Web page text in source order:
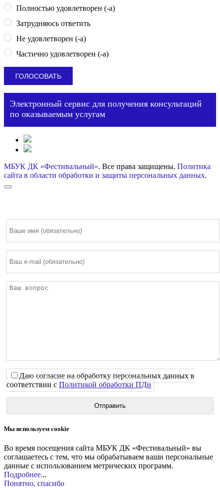
Полностью удовлетворен (-а)
Затрудняюсь ответить
Не удовлетворен (-а)
Частично удовлетворен (-а)
Электронный сервис для получения консультаций
по оказываемым услугам
МБУК ДК «Фестивальный». Все права защищены. Политика
сайта в области обработки и защиты персональных данных.
Даю согласие на обработку персональных данных в
соответствии сПолитикой обработки ПДн
Мы используем cookie
Во время посещения сайта МБУК ДК «Фестивальный» вы
соглашаетесь с тем, что мы обрабатываем ваши персональные
данные с использованием метрических программ.
Подробнее...
Понятно, спасибо